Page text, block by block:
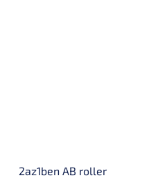
2az1ben AB roller